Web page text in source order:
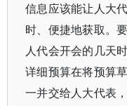
信息应该能让人大
时、便捷地获取。
人代会开会的几天
详细预算在将预算
一并交给人大代表